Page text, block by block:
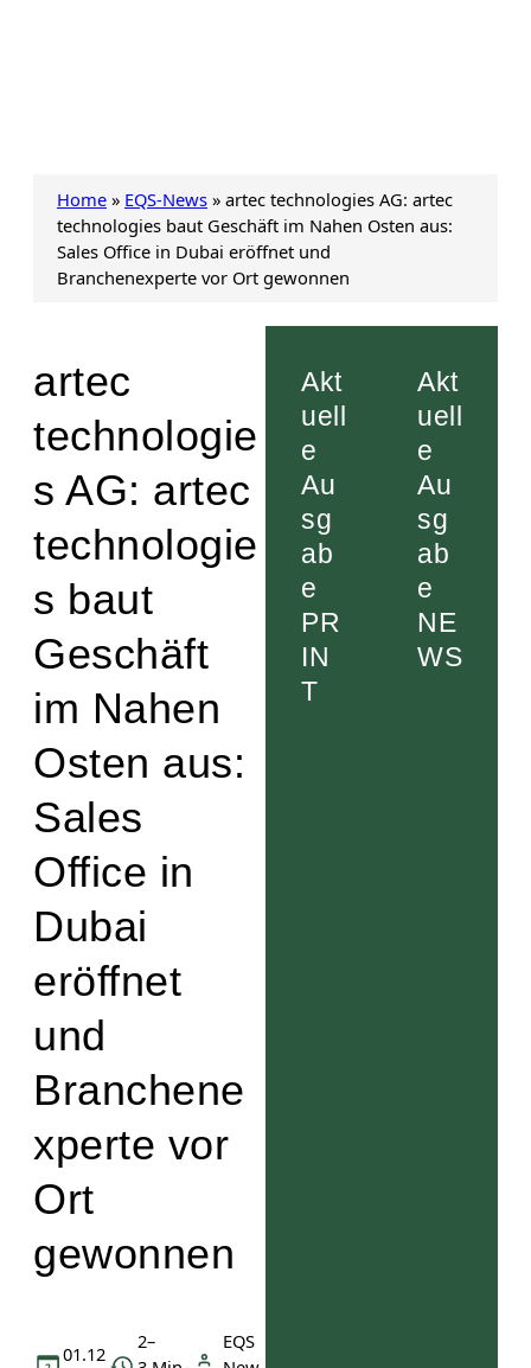
Home » EQS-News » artec technologies AG: artec
technologies baut Geschäft im Nahen Osten aus:
Sales Office in Dubai eröffnet und
Branchenexperte vor Ort gewonnen
artec
technologie
s AG: artec
technologie
s baut
Geschäft
im Nahen
Osten aus:
Sales
Office in
Dubai
eröffnet
und
Branchene
xperte vor
Ort
gewonnen
01.12
2–
EQS
Akt
uell
e
Au
sg
ab
e
PR
IN
T
Akt
uell
e
Au
sg
ab
e
NE
WS